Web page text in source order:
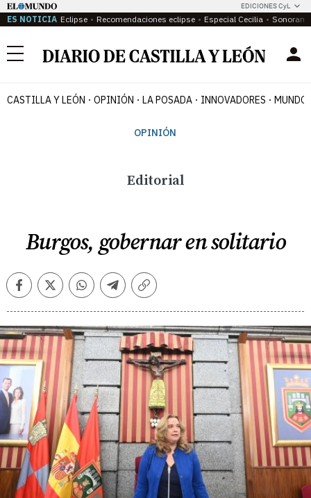
EDICIONES CyL
ES NOTICIA Eclipse Recomendaciones eclipse Especial Cecilia
Menú
CASTILLA Y LEÓN OPINIÓN LA POSADA INNOVADORES MUNDO
OPINIÓN
Editorial
Burgos, gobernar en solitario
FacebookTwitterWhatsappTelegramCopiar